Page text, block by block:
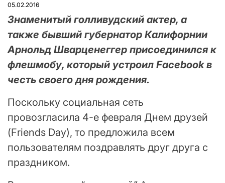
05.02.2016
Знаменитый голливудский актер, а
также бывший губернатор Калифорнии
Арнольд Шварценеггер присоединился к
флешмобу, который устроил Facebook в
честь своего дня рождения.
Поскольку социальная сеть
провозгласила 4-е февраля Днем друзей
(Friends Day), то предложила всем
пользователям поздравлять друг друга с
праздником.